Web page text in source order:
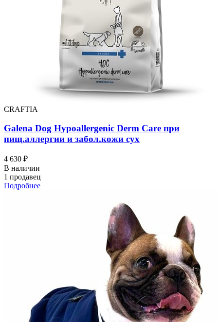
CRAFTIA
Galena Dog Hypoallergenic Derm Care при
пищ.аллергии и забол.кожи сух
4 630 ₽
В наличии
1 продавец
Подробнее